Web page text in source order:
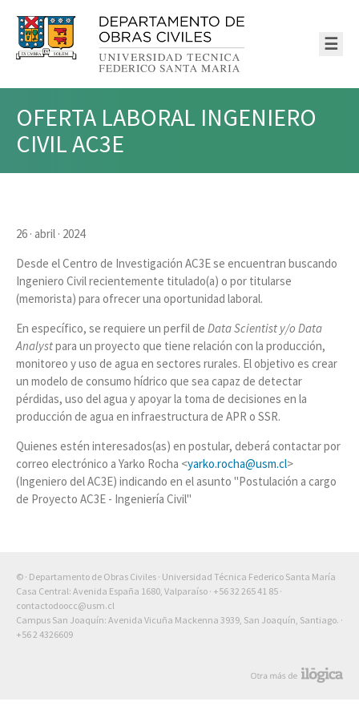
☰
OFERTA LABORAL INGENIERO
CIVIL AC3E
26 · abril · 2024
Desde el Centro de Investigación AC3E se encuentran buscando
Ingeniero Civil recientemente titulado(a) o por titularse
(memorista) para ofrecer una oportunidad laboral.
En específico, se requiere un perfil de Data Scientist y/o Data
Analystpara un proyecto que tiene relación con la producción,
monitoreo y uso de agua en sectores rurales. El objetivo es crear
un modelo de consumo hídrico que sea capaz de detectar
pérdidas, uso del agua y apoyar la toma de decisiones en la
producción de agua en infraestructura de APR o SSR.
Quienes estén interesados(as) en postular, deberá contactar por
correo electrónico a Yarko Rocha <yarko.rocha@usm.cl>
(Ingeniero del AC3E) indicando en el asunto "Postulación a cargo
de Proyecto AC3E - Ingeniería Civil"
© · Departamento de Obras Civiles · Universidad Técnica Federico Santa María
Casa Central: Avenida España 1680, Valparaíso · +56 32 265 41 85 ·
contactodoocc@usm.cl
Campus San Joaquín: Avenida Vicuña Mackenna 3939, San Joaquín, Santiago. ·
+56 2 4326609